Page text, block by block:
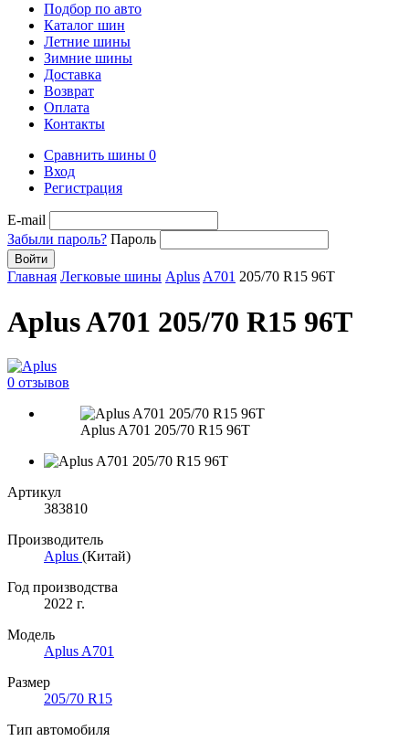
Подбор по авто
Каталог шин
Летние шины
Зимние шины
Доставка
Возврат
Оплата
Контакты
Сравнить шины 0
Вход
Регистрация
E-mail
Забыли пароль? Пароль
Войти
Главная Легковые шины AplusA701 205/70 R15 96T
Aplus A701 205/70 R15 96T
0 отзывов
Aplus A701 205/70 R15 96T
Артикул
383810
Производитель
Aplus (Китай)
Год производства
2022 г.
Модель
Aplus A701
Размер
205/70 R15
Тип автомобиля